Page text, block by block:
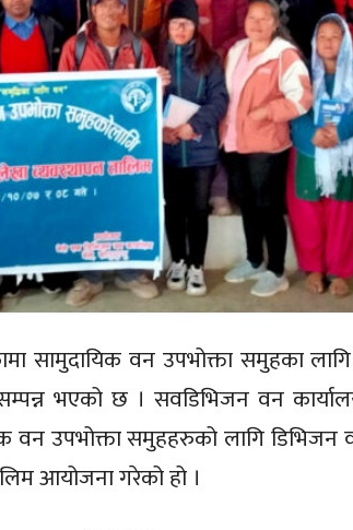
सामुदायिक वन उपभोक्ता समुहका
भएको छ । सवडिभिजन वन
वन उपभोक्ता समुहहरुको लागि
आयोजना गरेको हो ।